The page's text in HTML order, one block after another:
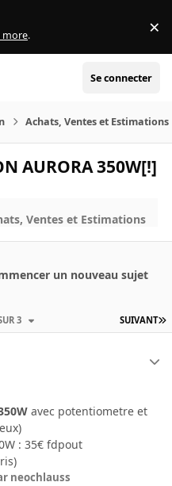
more. ×
Se connecter
Achats, Ventes et Estimations
AURORA 350W[!]
Ventes et Estimations
un nouveau sujet
SUIVANT
3
avec potentiometre et
: 35€ fdpout
neochlauss